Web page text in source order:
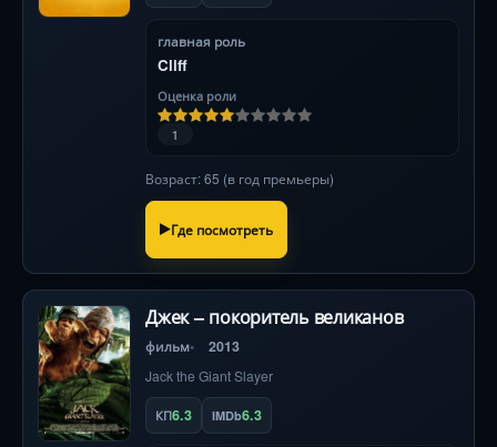
главная роль
Cliff
Оценка роли
1
Возраст: 65 (в год премьеры)
Где посмотреть
Джек – покоритель великанов
фильм 2013
Jack the Giant Slayer
КП6.3 IMDb6.3